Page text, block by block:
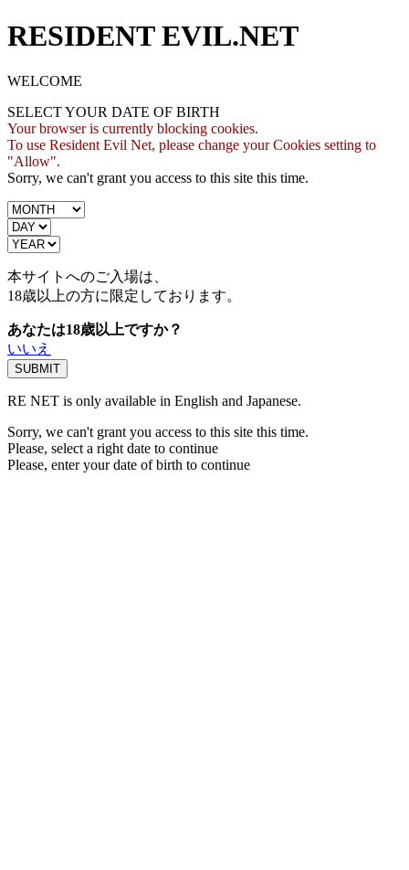
RESIDENT EVIL.NET
WELCOME
SELECT YOUR DATE OF BIRTH
Your browser is currently blocking cookies.
To use Resident Evil Net, please change your Cookies setting to
"Allow".
Sorry, we can't grant you access to this site this time.
本サイトへのご入場は、
18歳以上の方に限定しております。
あなたは18歳以上ですか？
いいえ
RE NET is only available in English and Japanese.
Sorry, we can't grant you access to this site this time.
Please, select a right date to continue
Please, enter your date of birth to continue